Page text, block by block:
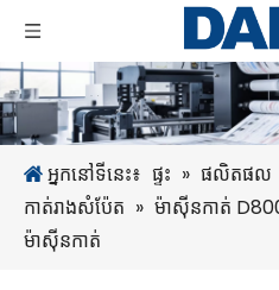
អ្នកនៅទីនេះ៖ ផ្ទះ » ផលិតផល
កាត់រាងសំប៉ែត » ម៉ាស៊ីនកាត់
ម៉ាស៊ីនកាត់